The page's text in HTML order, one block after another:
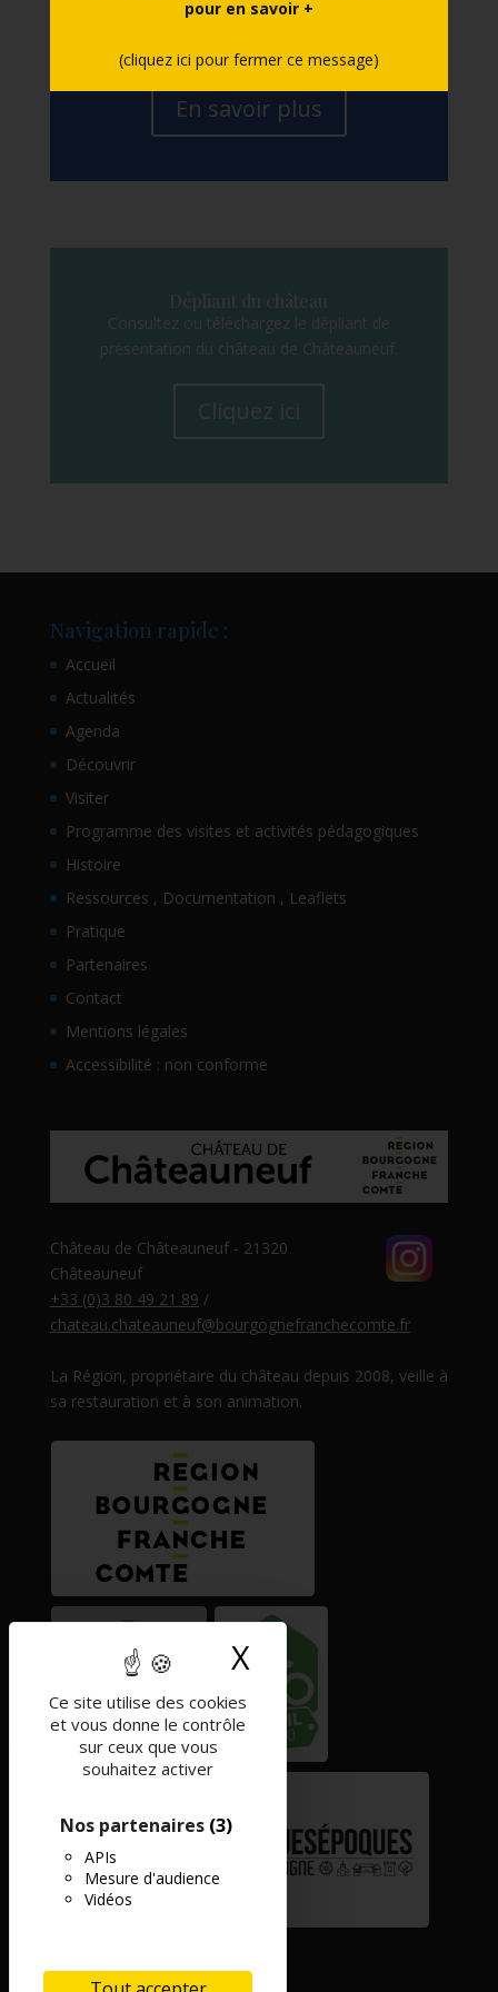
Ce site utilise des cookies
et vous donne le contrôle
sur ceux que vous
souhaitez activer
Nos partenaires (3)
APIs
Mesure d'audience
Vidéos
X Masquer le
pour en savoir +
(cliquez ici pour fermer ce message)
moyens de paiement, langues de visite,
En savoir plus
Dépliant du château
Consultez ou téléchargez le dépliant de
présentation du château de Châteauneuf.
Cliquez ici
Navigation rapide :
Accueil
Actualités
Agenda
Découvrir
Visiter
Programme des visites et activités pédagogiques
Histoire
Ressources , Documentation , Leaflets
Pratique
Partenaires
Contact
Mentions légales
Accessibilité : non conforme
Château de Châteauneuf - 21320
Châteauneuf
+33 (0)3 80 49 21 89 /
chateau.chateauneuf@bourgognefranchecomte.fr
La Région, propriétaire du château depuis 2008, veille à
sa restauration et à son animation.